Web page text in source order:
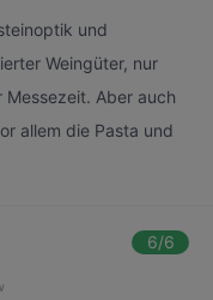
und
Weingüter, nur
Aber auch
allem die Pasta und
6/6